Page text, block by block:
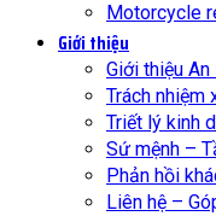
Motorcycle
Giới thiệu
Giới thiệu
Trách nhiệm
Triết lý kinh
Sứ mệnh –
Phản hồi
Liên hệ –